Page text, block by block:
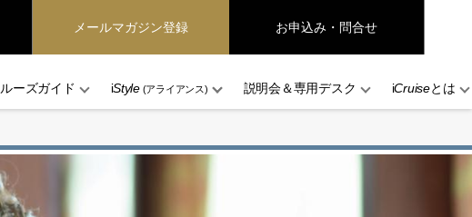
メールマガジン登録 お申込み・問合せ
ーズガイド iStyle(アライアンス) 説明会＆専用デスク iCruiseとは